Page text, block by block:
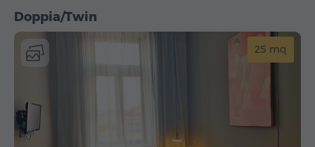
Doppia/Twin
25 mq